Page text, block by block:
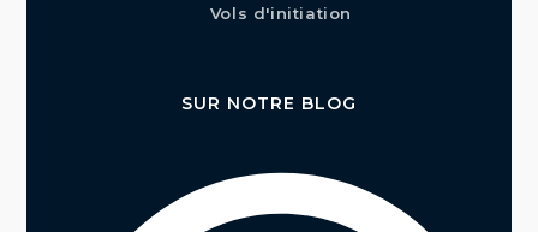
Vols d'initiation
SUR NOTRE BLOG